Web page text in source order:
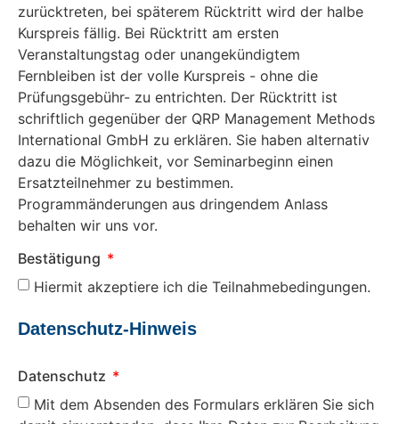
zurücktreten, bei späterem Rücktritt wird der halbe
Kurspreis fällig. Bei Rücktritt am ersten
Veranstaltungstag oder unangekündigtem
Fernbleiben ist der volle Kurspreis - ohne die
Prüfungsgebühr- zu entrichten. Der Rücktritt ist
schriftlich gegenüber der QRP Management Methods
International GmbH zu erklären. Sie haben alternativ
dazu die Möglichkeit, vor Seminarbeginn einen
Ersatzteilnehmer zu bestimmen.
Programmänderungen aus dringendem Anlass
behalten wir uns vor.
Bestätigung
Hiermit akzeptiere ich die Teilnahmebedingungen.
Datenschutz-Hinweis
Datenschutz
Mit dem Absenden des Formulars erklären Sie sich